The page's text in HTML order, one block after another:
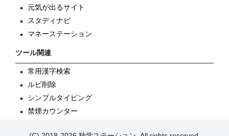
元気が出るサイト
スタディナビ
マネーステーション
ツール関連
常用漢字検索
ルビ削除
シンプルタイピング
禁煙カウンター